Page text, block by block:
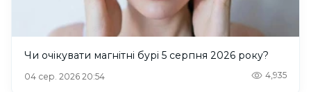
Чи очікувати магнітні бурі 5 серпня 2026 року?
04 сер. 2026 20:54 4,935